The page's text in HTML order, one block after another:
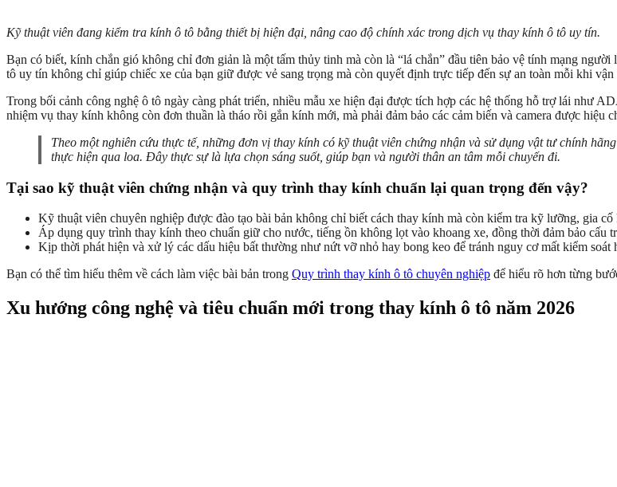
Kỹ thuật viên đang kiểm tra kính ô tô bằng thiết bị hiện đại, nâng cao độ chính xác trong dịch vụ thay kính ô tô uy tín.
Bạn có biết, kính chắn gió không chỉ đơn giản là một tấm thủy tinh mà còn là “lá chắn” đầu tiên bảo vệ tính mạng
tô uy tín không chỉ giúp chiếc xe của bạn giữ được vẻ sang trọng mà còn quyết định trực tiếp đến sự an toàn mỗi khi vận
Trong bối cảnh công nghệ ô tô ngày càng phát triển, nhiều mẫu xe hiện đại được tích hợp các hệ thống hỗ trợ lái như
nhiệm vụ thay kính không còn đơn thuần là tháo rồi gắn kính mới, mà phải đảm bảo các cảm biến và camera được hiệu
Theo một nghiên cứu thực tế, những đơn vị thay kính có kỹ thuật viên chứng nhận và sử dụng vật tư chính
thực hiện qua loa. Đây thực sự là lựa chọn sáng suốt, giúp bạn và người thân an tâm mỗi chuyến đi.
Tại sao kỹ thuật viên chứng nhận và quy trình thay kính chuẩn lại quan trọng đến vậy?
Kỹ thuật viên chuyên nghiệp được đào tạo bài bản không chỉ biết cách thay kính mà còn kiểm tra kỹ lưỡng, gia
Áp dụng quy trình thay kính theo chuẩn giữ cho nước, tiếng ồn không lọt vào khoang xe, đồng thời đảm bảo cấu
Kịp thời phát hiện và xử lý các dấu hiệu bất thường như nứt vỡ nhỏ hay bong keo để tránh nguy cơ mất kiểm
Bạn có thể tìm hiểu thêm về cách làm việc bài bản trong Quy trình thay kính ô tô chuyên nghiệp để hiểu rõ hơn từng
Xu hướng công nghệ và tiêu chuẩn mới trong thay kính ô tô năm 2026